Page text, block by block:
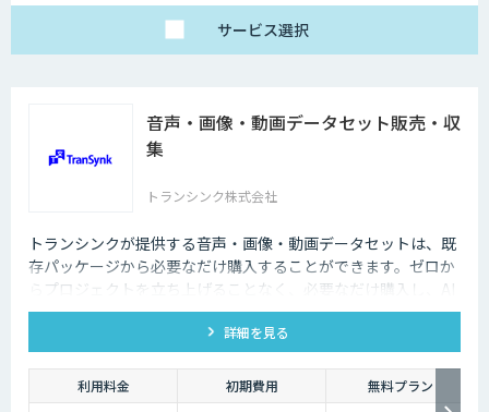
サービス選択
音声・画像・動画データセット販売・収
集
トランシンク株式会社
トランシンクが提供する音声・画像・動画データセットは、既
存パッケージから必要なだけ購入することができます。ゼロか
らプロジェクトを立ち上げることなく、必要なだけ購入し、AI
モデルの開発ができます。
詳細を見る
利用料金 初期費用
無料プラン